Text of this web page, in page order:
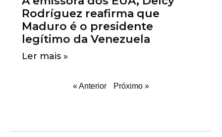
Rodríguez reafirma que
Maduro é o presidente
legítimo da Venezuela
Ler mais »
« Anterior Próximo »